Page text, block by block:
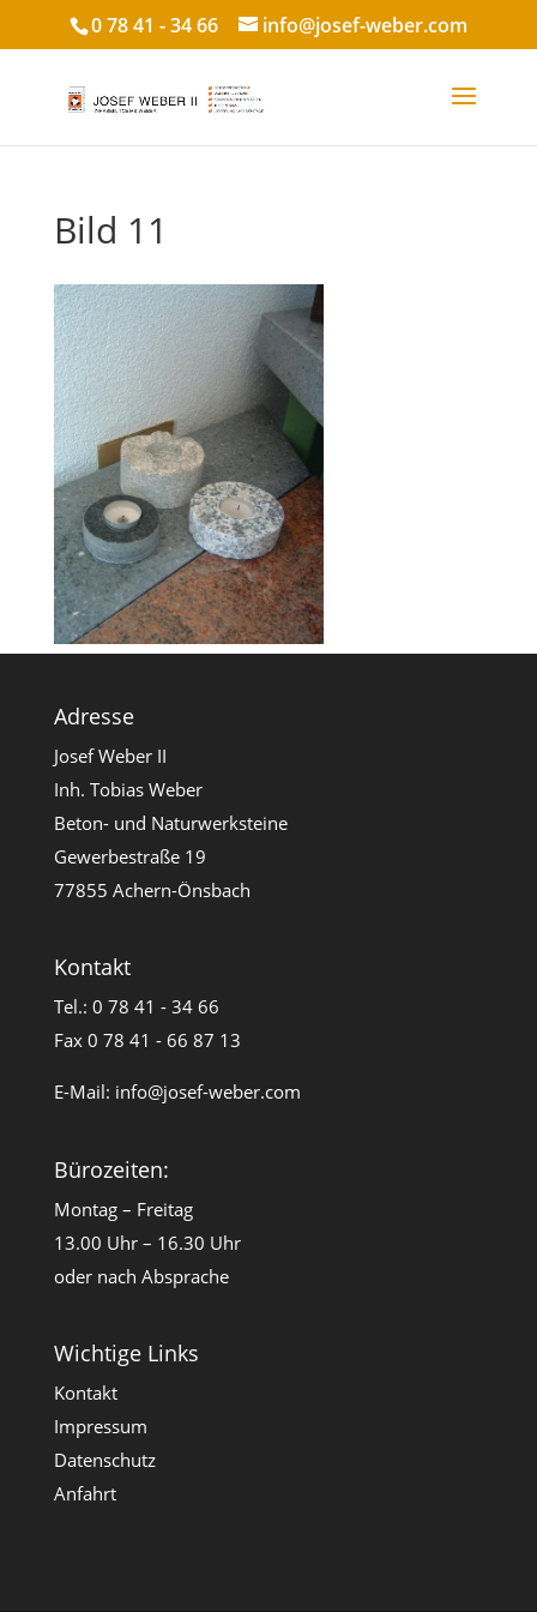
0 78 41 - 34 66 info@josef-weber.com
Bild 11
Adresse
Josef Weber II
Inh. Tobias Weber
Beton- und Naturwerksteine
Gewerbestraße 19
77855 Achern-Önsbach
Kontakt
Tel.: 0 78 41 - 34 66
Fax 0 78 41 - 66 87 13
E-Mail: info@josef-weber.com
Bürozeiten:
Montag – Freitag
13.00 Uhr – 16.30 Uhr
oder nach Absprache
Wichtige Links
Kontakt
Impressum
Datenschutz
Anfahrt